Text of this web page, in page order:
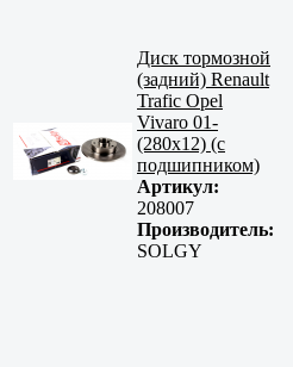
Диск тормозной
(задний) Renault
Trafic Opel
Vivaro 01-
(280х12) (с
подшипником)
Артикул:
208007
Производитель:
SOLGY